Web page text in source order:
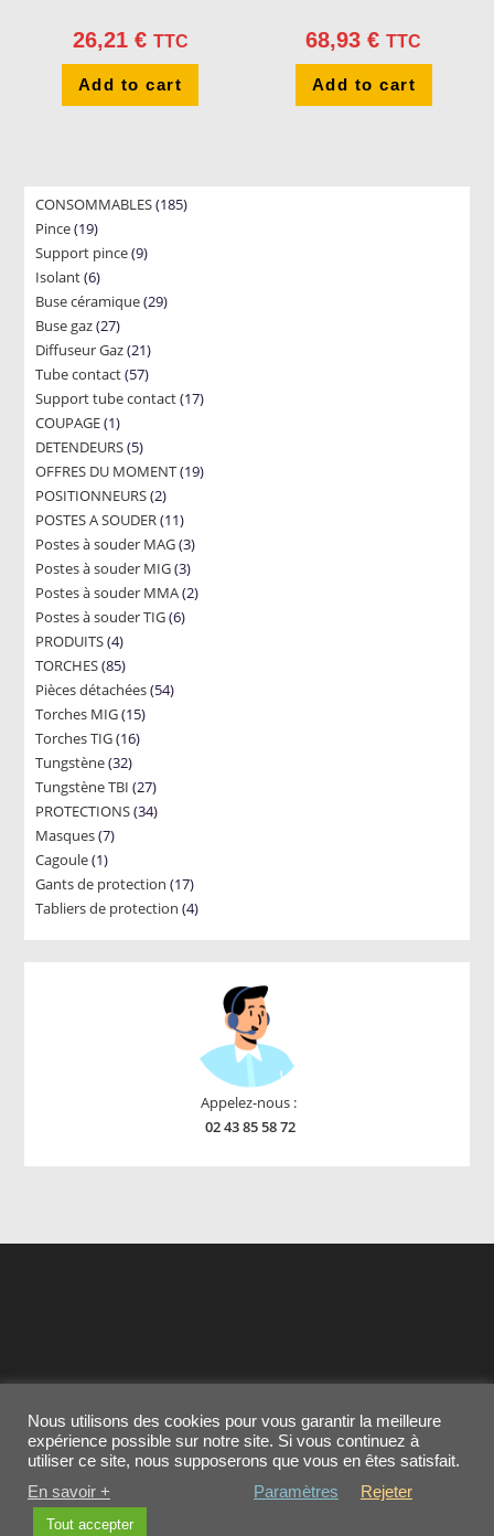
26,21 € TTC
Add to cart
68,93€ TTC
Add to cart
CONSOMMABLES 185185
Pince 1919
products
Support pince 99
Isolant 66
products
Buse céramique 2929
Buse gaz 2727
products
Diffuseur Gaz 2121
products
Tube contact 5757
products
Support tube contact 1717
COUPAGE 11
product
DETENDEURS 55
products
OFFRES DU MOMENT 1919
POSITIONNEURS 22
products
POSTES A SOUDER 1111
products
Postes à souder MAG 33
products
Postes à souder MIG 33
products
Postes à souder MMA 22
Postes à souder TIG 66
PRODUITS 44
products
TORCHES 8585
products
Pièces détachées 5454
Torches MIG 1515
Torches TIG 1616
Tungstène 3232
products
Tungstène TBI 2727
products
PROTECTIONS 3434
Masques 77
Cagoule 11
product
Gants de protection 1717
products
Tabliers de protection 44
Appelez-nous :
02 43 85 58 72
Contactez-nous
MENTIONS LEGALES
Conditions générales de vente
Cookies
Copyright - OceanWP Theme by OceanWP
Nous utilisons des cookies pour vous garantir la meilleure
expérience possible sur notre site. Si vous continuez à
utiliser ce site, nous supposerons que vous en êtes satisfait.
En savoir +
Paramètres Rejeter
Tout accepter